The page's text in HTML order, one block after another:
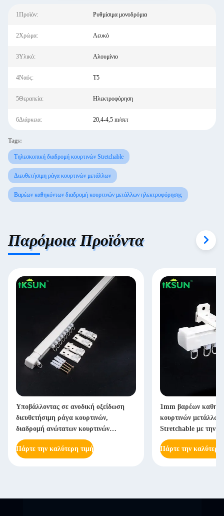
1Προϊόν: Ρυθμίσιμα μονοδρόμια
2Χρώμα: Λευκό
3Υλικό: Αλουμίνιο
4Ναός: Τ5
5Θεραπεία: Ηλεκτροφόρηση
6Διάρκεια: 20,4-4,5 m/σετ
Tags:
Τηλεσκοπική διαδρομή κουρτινών Stretchable
Διευθετήσιμη ράγα κουρτινών μετάλλων
Βαρέων καθηκόντων διαδρομή κουρτινών μετάλλων ηλεκτροφόρησης
Παρόμοια Προϊόντα
Υποβάλλοντας σε ανοδική οξείδωση
διευθετήσιμη ράγα κουρτινών,
διαδρομή ανώτατων κουρτινών
μετάλλων με δυνατότητα επέκτασης
Πάρτε την καλύτερη τιμή
1mm βαρέων
κουρτινών
Stretchable με την
Πάρτε την καλύτερη